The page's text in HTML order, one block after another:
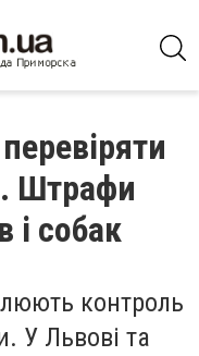
. Штрафи
і собак
контроль
У Львові та